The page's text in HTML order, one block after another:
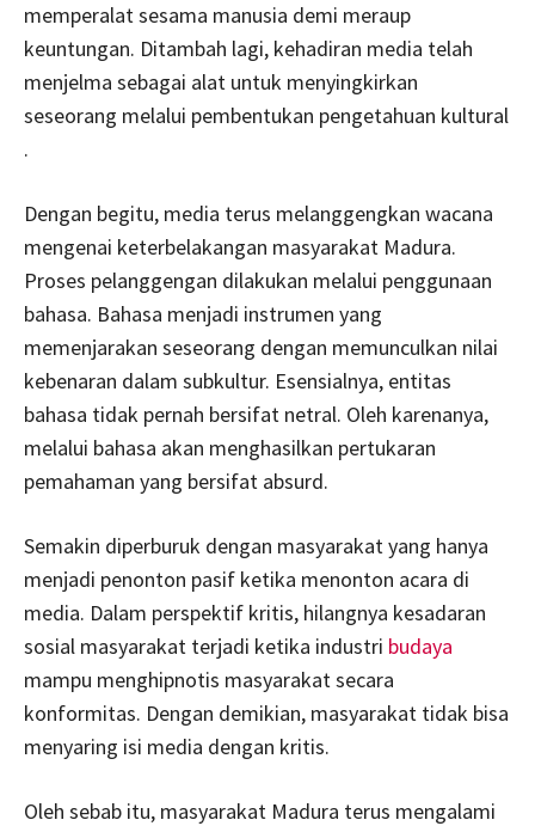
memperalat sesama manusia demi meraup
keuntungan. Ditambah lagi, kehadiran media telah
menjelma sebagai alat untuk menyingkirkan
seseorang melalui pembentukan pengetahuan kultural
.
Dengan begitu, media terus melanggengkan wacana
mengenai keterbelakangan masyarakat Madura.
Proses pelanggengan dilakukan melalui penggunaan
bahasa. Bahasa menjadi instrumen yang
memenjarakan seseorang dengan memunculkan nilai
kebenaran dalam subkultur. Esensialnya, entitas
bahasa tidak pernah bersifat netral. Oleh karenanya,
melalui bahasa akan menghasilkan pertukaran
pemahaman yang bersifat absurd.
Semakin diperburuk dengan masyarakat yang hanya
menjadi penonton pasif ketika menonton acara di
media. Dalam perspektif kritis, hilangnya kesadaran
sosial masyarakat terjadi ketika industri budaya
mampu menghipnotis masyarakat secara
konformitas. Dengan demikian, masyarakat tidak bisa
menyaring isi media dengan kritis.
Oleh sebab itu, masyarakat Madura terus mengalami